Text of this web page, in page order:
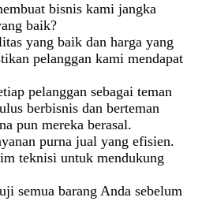
bisnis kami jangka
baik?
yang baik dan harga yang
pelanggan kami mendapat
pelanggan sebagai teman
berbisnis dan berteman
pun mereka berasal.
purna jual yang efisien.
teknisi untuk mendukung
semua barang Anda sebelum